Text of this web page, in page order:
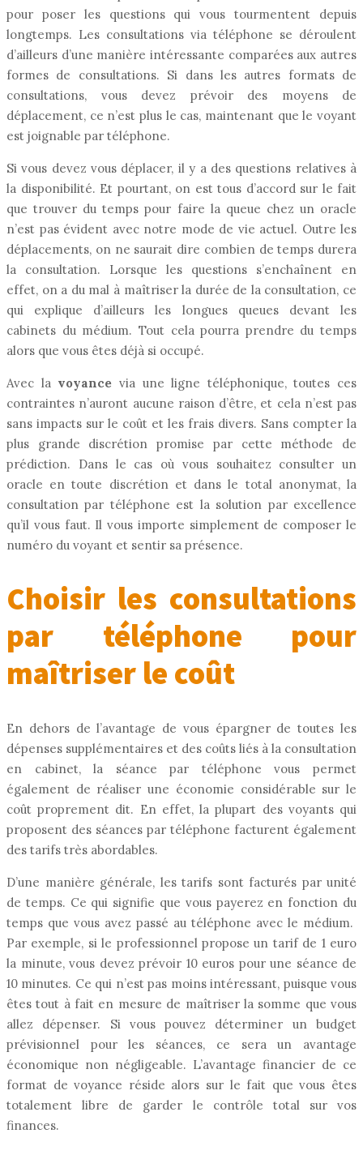
pour poser les questions qui vous tourmentent depuis
longtemps. Les consultations via téléphone se déroulent
d’ailleurs d’une manière intéressante comparées aux autres
formes de consultations. Si dans les autres formats de
consultations, vous devez prévoir des moyens de
déplacement, ce n’est plus le cas, maintenant que le voyant
est joignable par téléphone.
Si vous devez vous déplacer, il y a des questions relatives à
la disponibilité. Et pourtant, on est tous d’accord sur le fait
que trouver du temps pour faire la queue chez un oracle
n’est pas évident avec notre mode de vie actuel. Outre les
déplacements, on ne saurait dire combien de temps durera
la consultation. Lorsque les questions s’enchaînent en
effet, on a du mal à maîtriser la durée de la consultation, ce
qui explique d’ailleurs les longues queues devant les
cabinets du médium. Tout cela pourra prendre du temps
alors que vous êtes déjà si occupé.
Avec la voyance via une ligne téléphonique, toutes ces
contraintes n’auront aucune raison d’être, et cela n’est pas
sans impacts sur le coût et les frais divers. Sans compter la
plus grande discrétion promise par cette méthode de
prédiction. Dans le cas où vous souhaitez consulter un
oracle en toute discrétion et dans le total anonymat, la
consultation par téléphone est la solution par excellence
qu’il vous faut. Il vous importe simplement de composer le
numéro du voyant et sentir sa présence.
Choisir les consultations
par téléphone pour
maîtriser le coût
En dehors de l’avantage de vous épargner de toutes les
dépenses supplémentaires et des coûts liés à la consultation
en cabinet, la séance par téléphone vous permet
également de réaliser une économie considérable sur le
coût proprement dit. En effet, la plupart des voyants qui
proposent des séances par téléphone facturent également
des tarifs très abordables.
D’une manière générale, les tarifs sont facturés par unité
de temps. Ce qui signifie que vous payerez en fonction du
temps que vous avez passé au téléphone avec le médium.
Par exemple, si le professionnel propose un tarif de 1 euro
la minute, vous devez prévoir 10 euros pour une séance de
10 minutes. Ce qui n’est pas moins intéressant, puisque vous
êtes tout à fait en mesure de maîtriser la somme que vous
allez dépenser. Si vous pouvez déterminer un budget
prévisionnel pour les séances, ce sera un avantage
économique non négligeable. L’avantage financier de ce
format de voyance réside alors sur le fait que vous êtes
totalement libre de garder le contrôle total sur vos
finances.